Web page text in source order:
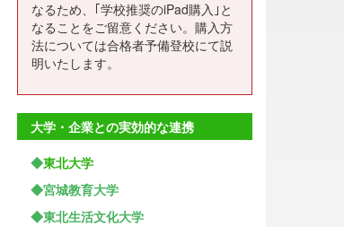
なるため、｢学校推奨のiPad購入｣と
なることをご留意ください。購入方
法については合格者予備登校にて説
明いたします。
大学・企業との実効的な連携
◆東北大学
◆宮城教育大学
◆東北生活文化大学